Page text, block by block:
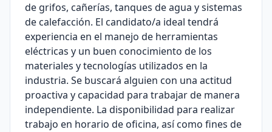
de grifos, cañerías, tanques de agua y sistemas
de calefacción. El candidato/a ideal tendrá
experiencia en el manejo de herramientas
eléctricas y un buen conocimiento de los
materiales y tecnologías utilizados en la
industria. Se buscará alguien con una actitud
proactiva y capacidad para trabajar de manera
independiente. La disponibilidad para realizar
trabajo en horario de oficina, así como fines de